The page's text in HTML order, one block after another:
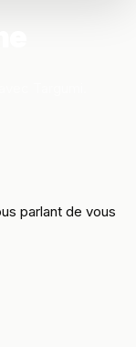
parlant de vous